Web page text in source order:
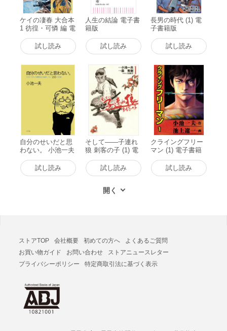
ケイの凄春 大合本
1 彷徨・可憐 編 電
子書籍版
試し読み
人生の結論 電子書
籍版
試し読み
長男の時代 (1) 電
子書籍版
試し読み
自分のせいだと思
わない。 小池一夫
の人間関係に執着
しない233の言葉
電子書籍版
試し読み
そして――子連れ
狼 刺客の子 (1) 電
子書籍版
試し読み
クライングフリー
マン (1) 電子書籍
試し読み
ストアTOP 会社概要 初めての方へ
よくあるご質問
お買い物ガイド
お問い合わせ
ストアニュースレター
プライバシーポリシー
特定商取引法に基づく表示